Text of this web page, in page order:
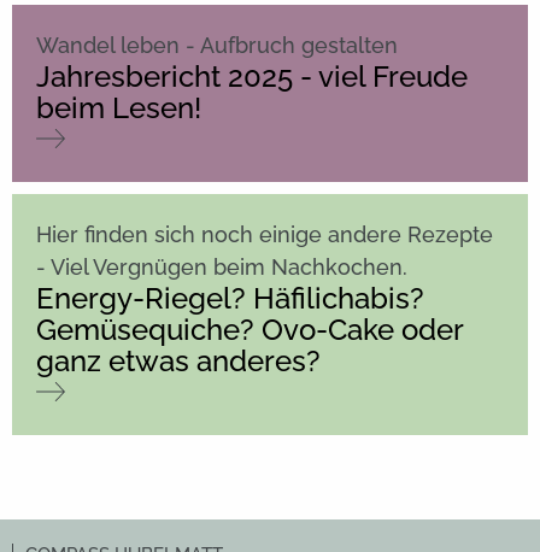
Wandel leben - Aufbruch gestalten
Jahresbericht 2025 - viel Freude
beim Lesen!
Hier finden sich noch einige andere Rezepte
- Viel Vergnügen beim Nachkochen.
Energy-Riegel? Häfilichabis?
Gemüsequiche? Ovo-Cake oder
ganz etwas anderes?